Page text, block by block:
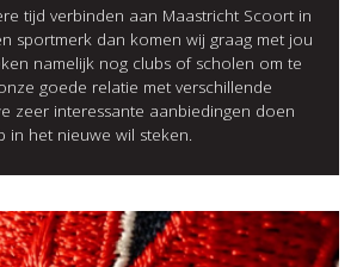
tijd verbinden aan Maastricht Scoort in
sportmerk dan komen wij graag met jou
namelijk nog clubs of scholen om te
goede relatie met verschillende
zeer interessante aanbiedingen doen
in het nieuwe wil steken.